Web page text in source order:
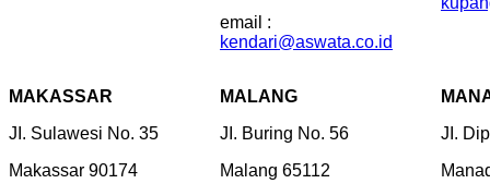
email :
kendari@aswata.co.id
MAKASSAR
JI. Sulawesi No. 35
Makassar 90174
MALANG
JI. Buring No. 56
Malang 65112
JI.